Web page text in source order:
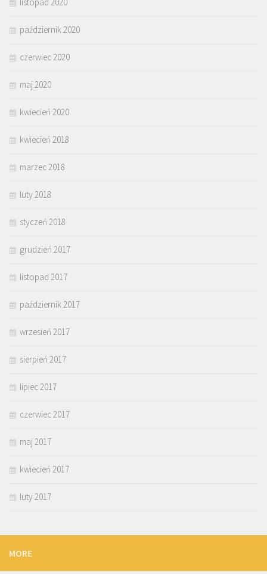
listopad 2020
październik 2020
czerwiec 2020
maj 2020
kwiecień 2020
kwiecień 2018
marzec 2018
luty 2018
styczeń 2018
grudzień 2017
listopad 2017
październik 2017
wrzesień 2017
sierpień 2017
lipiec 2017
czerwiec 2017
maj 2017
kwiecień 2017
luty 2017
MORE